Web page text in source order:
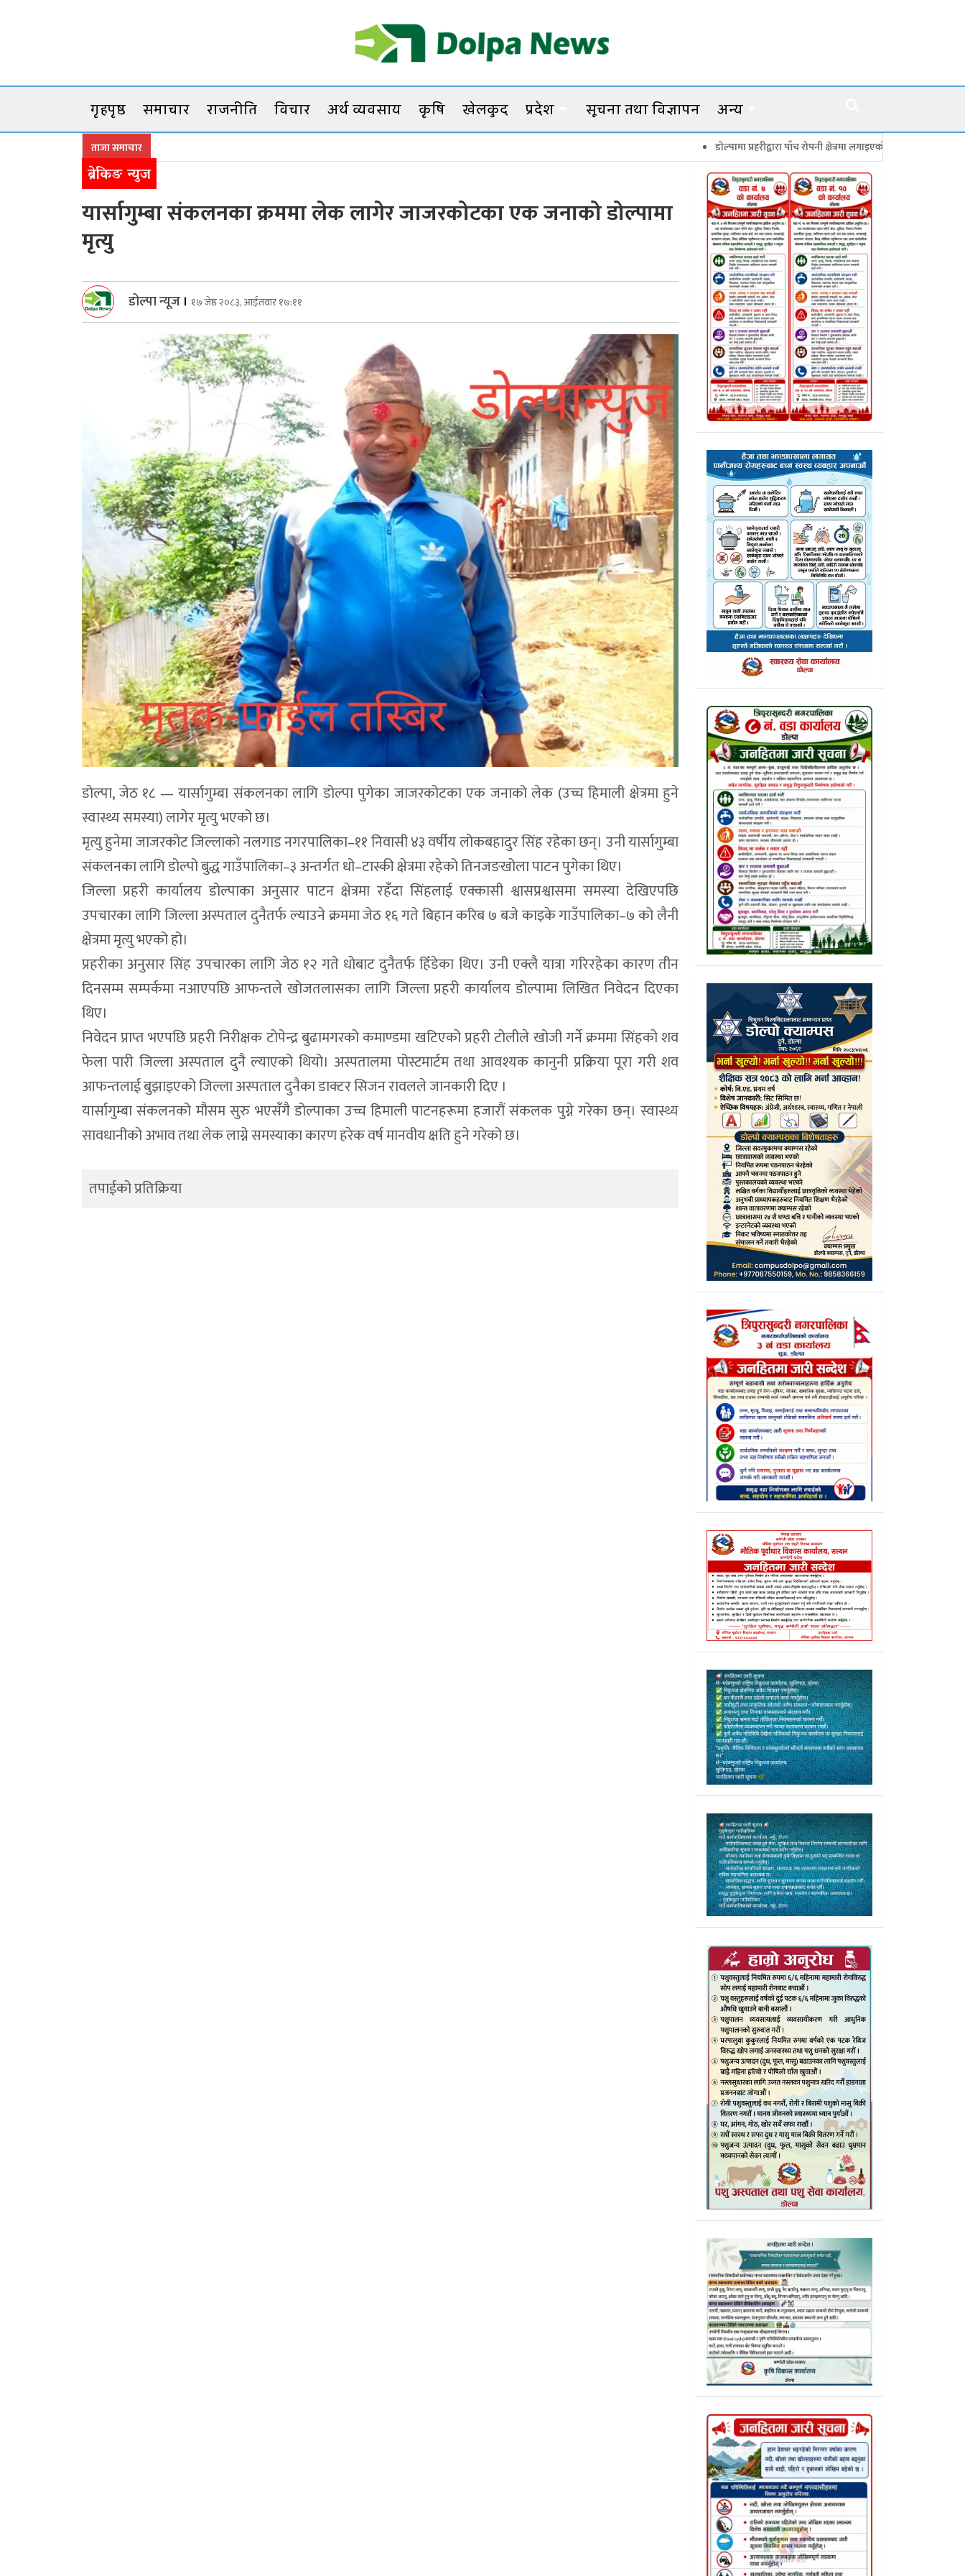
Dolpanews
गृहपृष्ठ समाचार राजनीति विचार अर्थ व्यवसाय कृषि खेलकुद प्रदेश सूचना तथा विज्ञापन अन्य
ताजा समाचार डोल्पामा प्रहरीद्वारा पाँच रोपनी क्षेत्रमा लगाइएको गाँजाका बोट नष्ट
ब्रेकिङ न्युज
यार्सागुम्बा संकलनका क्रममा लेक लागेर जाजरकोटका एक जनाको डोल्पामा
मृत्यु
डोल्पा न्यूज । १७ जेष्ठ २०८३, आईतवार १७:११
डोल्पा, जेठ १८ — यार्सागुम्बा संकलनका लागि डोल्पा पुगेका जाजरकोटका एक जनाको लेक (उच्च हिमाली क्षेत्रमा हुने
स्वास्थ्य समस्या) लागेर मृत्यु भएको छ।
मृत्यु हुनेमा जाजरकोट जिल्लाको नलगाड नगरपालिका–११ निवासी ४३ वर्षीय लोकबहादुर सिंह रहेका छन्। उनी यार्सागुम्बा
संकलनका लागि डोल्पो बुद्ध गाउँपालिका–३ अन्तर्गत धो–टास्की क्षेत्रमा रहेको तिनजङखोला पाटन पुगेका थिए।
जिल्ला प्रहरी कार्यालय डोल्पाका अनुसार पाटन क्षेत्रमा रहँदा सिंहलाई एक्कासी श्वासप्रश्वासमा समस्या देखिएपछि
उपचारका लागि जिल्ला अस्पताल दुनैतर्फ ल्याउने क्रममा जेठ १६ गते बिहान करिब ७ बजे काइके गाउँपालिका–७ को लैनी
क्षेत्रमा मृत्यु भएको हो।
प्रहरीका अनुसार सिंह उपचारका लागि जेठ १२ गते धोबाट दुनैतर्फ हिँडेका थिए। उनी एक्लै यात्रा गरिरहेका कारण तीन
दिनसम्म सम्पर्कमा नआएपछि आफन्तले खोजतलासका लागि जिल्ला प्रहरी कार्यालय डोल्पामा लिखित निवेदन दिएका
थिए।
निवेदन प्राप्त भएपछि प्रहरी निरीक्षक टोपेन्द्र बुढामगरको कमाण्डमा खटिएको प्रहरी टोलीले खोजी गर्ने क्रममा सिंहको शव
फेला पारी जिल्ला अस्पताल दुनै ल्याएको थियो। अस्पतालमा पोस्टमार्टम तथा आवश्यक कानुनी प्रक्रिया पूरा गरी शव
आफन्तलाई बुझाइएको जिल्ला अस्पताल दुनैका डाक्टर सिजन रावलले जानकारी दिए ।
यार्सागुम्बा संकलनको मौसम सुरु भएसँगै डोल्पाका उच्च हिमाली पाटनहरूमा हजारौं संकलक पुग्ने गरेका छन्। स्वास्थ्य
सावधानीको अभाव तथा लेक लाग्ने समस्याका कारण हरेक वर्ष मानवीय क्षति हुने गरेको छ।
तपाईको प्रतिक्रिया